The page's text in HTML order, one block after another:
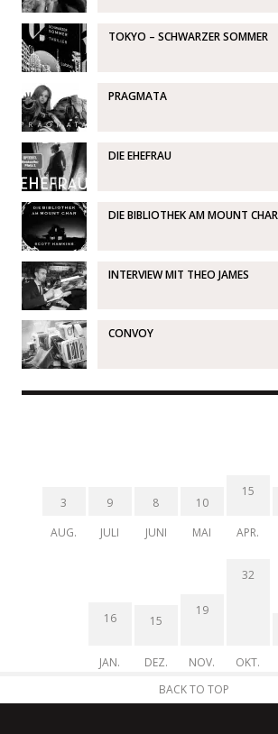
TOKYO – SCHWARZER SOMMER
PRAGMATA
DIE EHEFRAU
DIE BIBLIOTHEK AM MOUNT CHAR
INTERVIEW MIT THEO JAMES
CONVOY
3
AUG.
9
JULI
8
JUNI
10
MAI
15
APR.
16
JAN.
15
DEZ.
19
NOV.
32
OKT.
BACK TO TOP